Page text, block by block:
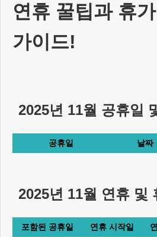
연휴 꿀팁과 휴
가이드!
2025년 11월 공휴일
공휴일 날짜
2025년 11월 연휴 및
포함된 공휴일 연휴 시작일